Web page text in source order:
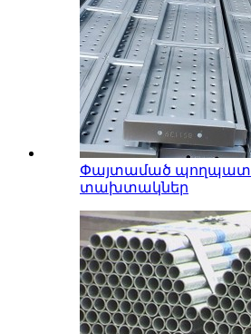
Փայտամած պողպատ
տախտակներ